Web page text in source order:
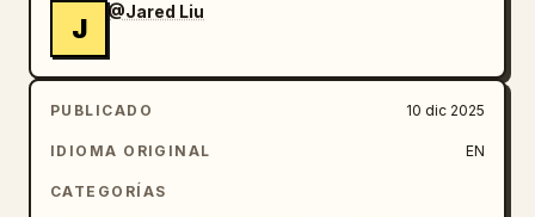
J
@Jared Liu
PUBLICADO 10 dic 2025
IDIOMA ORIGINAL EN
CATEGORÍAS